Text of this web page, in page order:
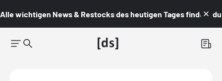
Alle wichtigen News & Restocks des heutigen Tages findest du